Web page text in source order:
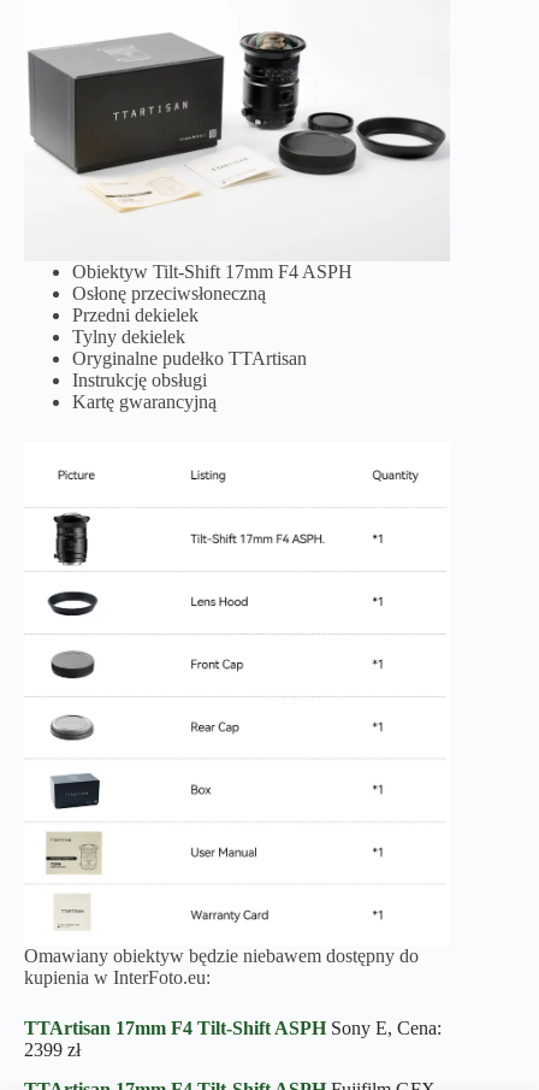
Obiektyw Tilt-Shift 17mm F4 ASPH
Osłonę przeciwsłoneczną
Przedni dekielek
Tylny dekielek
Oryginalne pudełko TTArtisan
Instrukcję obsługi
Kartę gwarancyjną
Omawiany obiektyw będzie niebawem dostępny do
kupienia w InterFoto.eu:
TTArtisan 17mm F4 Tilt-Shift ASPHSony E, Cena:
2399 zł